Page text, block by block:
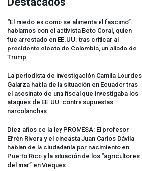
“El miedo es como se alimenta el fascimo”:
hablamos con el activista Beto Coral, quien
fue arrestado en EE.UU. tras criticar al
presidente electo de Colombia, un aliado de
Trump
La periodista de investigación Camila Lourdes
Galarza habla de la situación en Ecuador tras
el asesinato de una fiscal que investigaba los
ataques de EE.UU. contra supuestas
narcolanchas
Diez años de la ley PROMESA: El profesor
Efrén Rivera y el cineasta Juan Carlos Dávila
hablan de la ciudadanía por nacimiento en
Puerto Rico y la situación de los “agricultores
del mar” en Vieques